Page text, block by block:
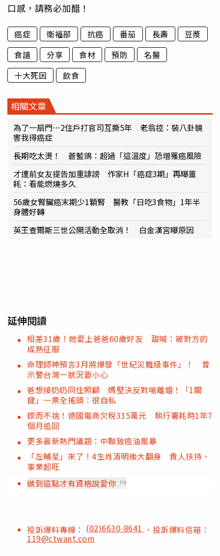
口感，請務必加醋！
癌症 衛福部 抗癌 番茄 長壽
豆漿
食譜
分享 食材 預防
名醫
十大死因
飲食
相關文章
為了一扇門…2住戶打官司互撕5年 老翁控：裝八卦鏡
害我得癌症
長期吃太燙！ 蒼藍鴿：超過「這溫度」恐增罹癌風險
才遭前女友提告加重誹謗 作家H「癌症3期」再曝噩
耗：看能燃燒多久
56歲女腎臟癌末期少1顆腎 醫教「日吃3食物」1年半
身體好轉
英王查爾斯三世公開活動全取消！ 白金漢宮曝原因
延伸閱讀
相差31歲！她愛上爸爸60歲好友 甜喊：被對方的
成熟征服
命理師神預言3月將爆發「世紀災難級事件」！ 曾
示警台灣一狀況要小心
爸想接奶奶同住照顧 媽堅決反對嗆離婚！「1關
鍵」一票全搖頭：很自私
鍥而不捨！德國電商欠稅335萬元 執行署耗時1年7
個月追回
更多最新熱門議題：中聯致癌油風暴
「左輔星」來了！4生肖清明後大翻身 貴人扶持、
事業超旺
做到這點才有資格說愛你 PR
投訴爆料專線： (02)6630-8641 、投訴爆料信箱：
119@ctwant.com